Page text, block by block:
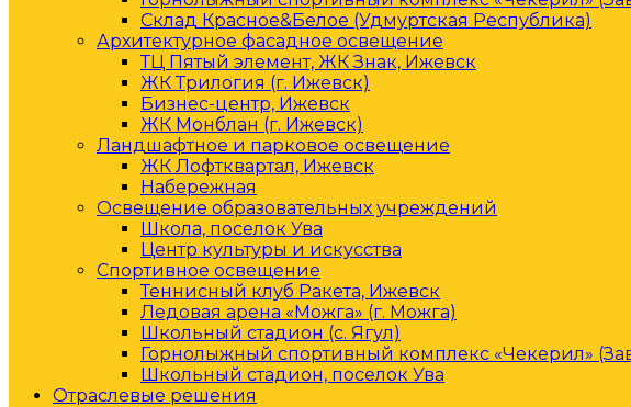
Склад Красное&Белое (Удмуртская Республика)
Архитектурное фасадное освещение
ТЦ Пятый элемент, ЖК Знак, Ижевск
ЖК Трилогия (г. Ижевск)
Бизнес-центр, Ижевск
ЖК Монблан (г. Ижевск)
Ландшафтное и парковое освещение
ЖК Лофтквартал, Ижевск
Набережная
Освещение образовательных учреждений
Школа, поселок Ува
Центр культуры и искусства
Спортивное освещение
Теннисный клуб Ракета, Ижевск
Ледовая арена «Можга» (г. Можга)
Школьный стадион (с. Ягул)
Горнолыжный спортивный комплекс «Чекерил»
Школьный стадион, поселок Ува
Отраслевые решения